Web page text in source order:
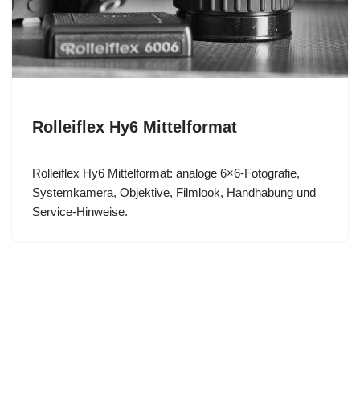
Rolleiflex Hy6 Mittelformat
Rolleiflex Hy6 Mittelformat: analoge 6×6-Fotografie,
Systemkamera, Objektive, Filmlook, Handhabung und
Service-Hinweise.